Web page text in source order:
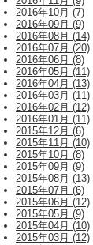
2016年10月 (7)
2016年09月 (9)
2016年08月 (14)
2016年07月 (20)
2016年06月 (8)
2016年05月 (11)
2016年04月 (13)
2016年03月 (11)
2016年02月 (12)
2016年01月 (11)
2015年12月 (6)
2015年11月 (10)
2015年10月 (8)
2015年09月 (9)
2015年08月 (13)
2015年07月 (6)
2015年06月 (12)
2015年05月 (9)
2015年04月 (10)
2015年03月 (12)